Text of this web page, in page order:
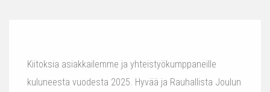
Kiitoksia asiakkailemme ja yhteistyökumppaneille
kuluneesta vuodesta 2025. Hyvää ja Rauhallista Joulun